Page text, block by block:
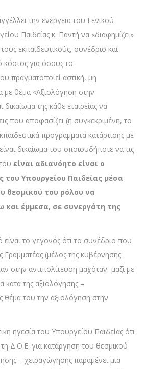
την ενέργεια του Γενικού
Παιδείας κ. Παντή να «διαφημίζει»
εκπαιδευτικούς, συνέδριο και
κόστος για όσους το
πραγματοποιεί αστική, μη
με θέμα «Αξιολόγηση στην
δικαίωμα της κάθε εταιρείας να
που αποφασίζει (η συγκεκριμένη, το
προγράμματα κατάρτισης με
δικαίωμα του οποιουδήποτε να τις
είναι αδιανόητο είναι ο
του Υπουργείου Παιδείας μέσα
θεσμικού του ρόλου να
και έμμεσα, σε συνεργάτη της
είναι το γεγονός ότι το συνέδριο που
Γραμματέας (μέλος της κυβέρνησης
στην αντιπολίτευση μαχόταν μαζί με
κατά της αξιολόγησης –
θέμα του την αξιολόγηση στην
ηγεσία του Υπουργείου Παιδείας ότι
Δ.Ο.Ε. για κατάργηση του θεσμικού
– χειραγώγησης παραμένει μια